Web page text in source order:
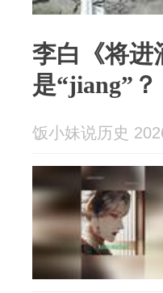
李白《将进
是“jiang”？
饭小妹说历史